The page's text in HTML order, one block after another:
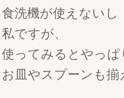
食洗機が使えないし
私ですが、
使ってみるとやっ
お皿やスプーンも